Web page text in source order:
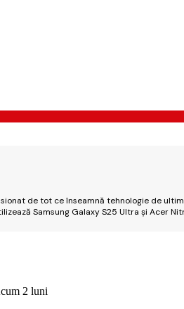
de tot ce înseamnă tehnologie de
Samsung Galaxy S25 Ultra și Acer